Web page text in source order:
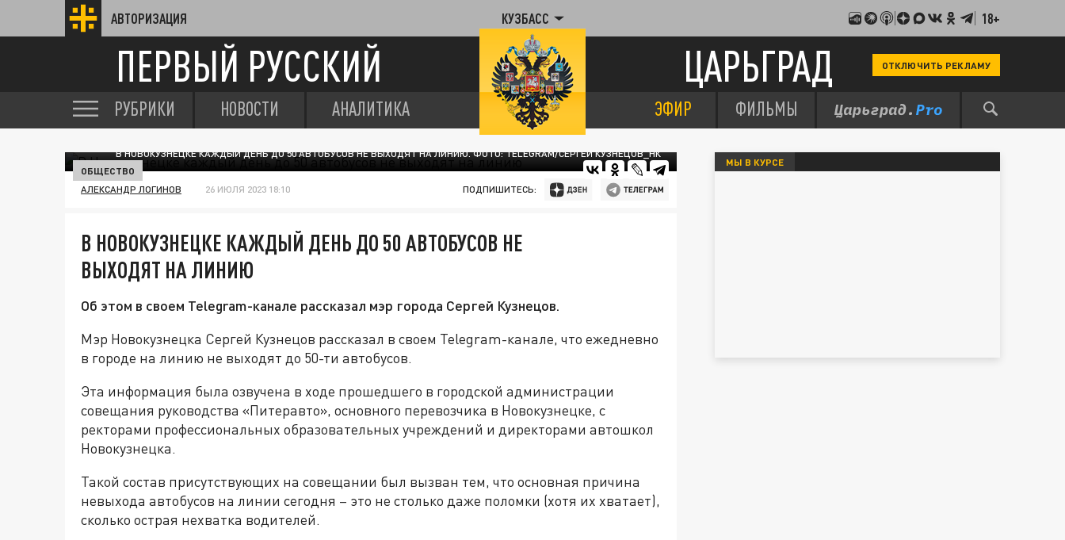
АВТОРИЗАЦИЯ КУЗБАСС 18+
ПЕРВЫЙ РУССКИЙ ЦАРЬГРАД ОТКЛЮЧИТЬ РЕКЛАМУ
РУБРИКИ НОВОСТИ АНАЛИТИКА ЭФИР ФИЛЬМЫ
В НОВОКУЗНЕЦКЕ КАЖДЫЙ ДЕНЬ ДО 50 АВТОБУСОВ НЕ ВЫХОДЯТ НА ЛИНИЮ. ФОТО: TELEGRAM/СЕРГЕЙ КУЗНЕЦОВ_НК
ОБЩЕСТВО
АЛЕКСАНДР ЛОГИНОВ 26 ИЮЛЯ 2023 18:10 ПОДПИШИТЕСЬ:
В НОВОКУЗНЕЦКЕ КАЖДЫЙ ДЕНЬ ДО 50 АВТОБУСОВ НЕ
ВЫХОДЯТ НА ЛИНИЮ
Об этом в своем Telegram-канале рассказал мэр города Сергей Кузнецов.
Мэр Новокузнецка Сергей Кузнецов рассказал в своем Telegram-канале, что ежедневно
в городе на линию не выходят до 50-ти автобусов.
Эта информация была озвучена в ходе прошедшего в городской администрации
совещания руководства «Питеравто», основного перевозчика в Новокузнецке, с
ректорами профессиональных образовательных учреждений и директорами автошкол
Новокузнецка.
Такой состав присутствующих на совещании был вызван тем, что основная причина
невыхода автобусов на линии сегодня – это не столько даже поломки (хотя их хватает),
сколько острая нехватка водителей.
МЫ В КУРСЕ